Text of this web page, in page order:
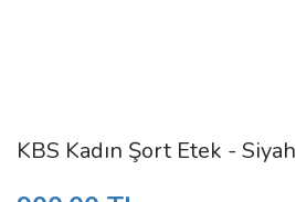
KBS Kadın Şort Etek - Siyah